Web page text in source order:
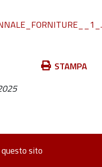
STAMPA
sito